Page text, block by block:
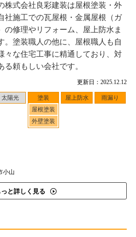
更新日：2025.12.12
太陽光
塗装
屋根塗装
外壁塗装
屋上防水 雨漏り
小山
っと詳しく見る
株式会社良彩建装は屋根塗装・外
社施工での瓦屋根・金属屋根（ガ
の修理やリフォーム、屋上防水ま
。塗装職人の他に、屋根職人も自
々な住宅工事に精通しており、対
頼もしい会社です。